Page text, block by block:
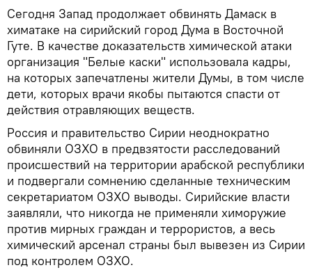
Сегодня Запад продолжает обвинять Дамаск в
химатаке на сирийский город Дума в Восточной
Гуте. В качестве доказательств химической атаки
организация "Белые каски" использовала кадры,
на которых запечатлены жители Думы, в том числе
дети, которых врачи якобы пытаются спасти от
действия отравляющих веществ.
Россия и правительство Сирии неоднократно
обвиняли ОЗХО в предвзятости расследований
происшествий на территории арабской республики
и подвергали сомнению сделанные техническим
секретариатом ОЗХО выводы. Сирийские власти
заявляли, что никогда не применяли химоружие
против мирных граждан и террористов, а весь
химический арсенал страны был вывезен из Сирии
под контролем ОЗХО.